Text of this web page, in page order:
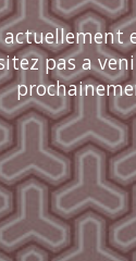
actuellement
pas a